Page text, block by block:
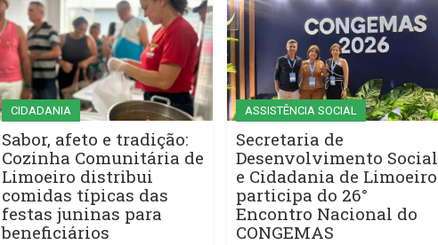
CIDADANIA
Sabor, afeto e tradição:
Cozinha Comunitária de
Limoeiro distribui
comidas típicas das
festas juninas para
beneficiários
ASSISTÊNCIA SOCIAL
Secretaria de
Desenvolvimento Social
e Cidadania de Limoeiro
participa do 26°
Encontro Nacional do
CONGEMAS